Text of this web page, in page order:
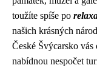
toužíte spíše po
našich krásných
České Švýcarsko
nabídnou nespočet